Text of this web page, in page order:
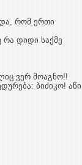
რომ ერთი
რა დიდი საქმე
ვერ მოაგნო!!
ბიძიკო! აწი